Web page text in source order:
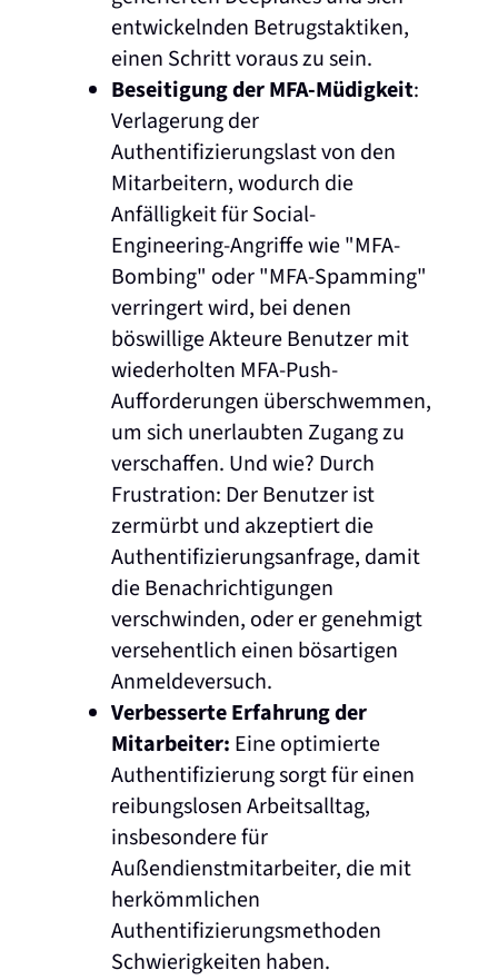
entwickelnden Betrugstaktiken,
einen Schritt voraus zu sein.
Beseitigung der MFA-Müdigkeit:
Verlagerung der
Authentifizierungslast von den
Mitarbeitern, wodurch die
Anfälligkeit für Social-
Engineering-Angriffe wie "MFA-
Bombing" oder "MFA-Spamming"
verringert wird, bei denen
böswillige Akteure Benutzer mit
wiederholten MFA-Push-
Aufforderungen überschwemmen,
um sich unerlaubten Zugang zu
verschaffen. Und wie? Durch
Frustration: Der Benutzer ist
zermürbt und akzeptiert die
Authentifizierungsanfrage, damit
die Benachrichtigungen
verschwinden, oder er genehmigt
versehentlich einen bösartigen
Anmeldeversuch.
Verbesserte Erfahrung der
Mitarbeiter: Eine optimierte
Authentifizierung sorgt für einen
reibungslosen Arbeitsalltag,
insbesondere für
Außendienstmitarbeiter, die mit
herkömmlichen
Authentifizierungsmethoden
Schwierigkeiten haben.